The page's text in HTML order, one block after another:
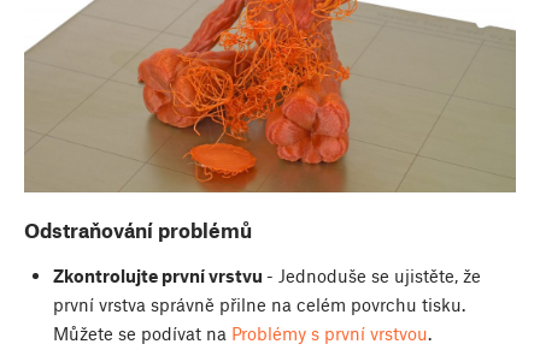
Odstraňování problémů
Zkontrolujte první vrstvu - Jednoduše se ujistěte, že
první vrstva správně přilne na celém povrchu tisku.
Můžete se podívat na Problémy s první vrstvou.